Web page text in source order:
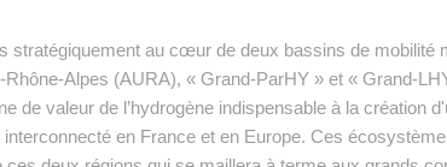
stratégiquement au cœur de deux bassins de mobilité
Rhône-Alpes (AURA), « Grand-ParHY » et « Grand-
de valeur de l’hydrogène indispensable à la création
interconnecté en France et en Europe. Ces